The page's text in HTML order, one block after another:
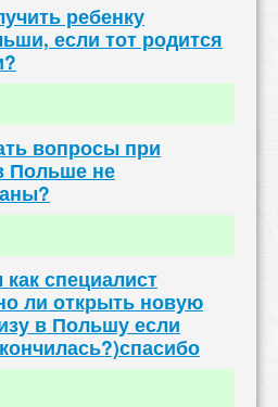
ребенку
если тот родится
вопросы при
Польше не
специалист
ли открыть новую
в Польшу если